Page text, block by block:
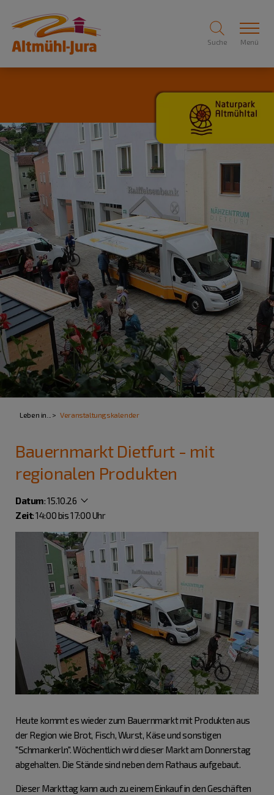
Suche Menü
Leben in... Veranstaltungskalender
Bauernmarkt Dietfurt - mit
regionalen Produkten
Datum:15.10.26
Zeit: 14:00 bis 17:00 Uhr
Heute kommt es wieder zum Bauernmarkt mit Produkten aus
der Region wie Brot, Fisch, Wurst, Käse und sonstigen
"Schmankerln". Wöchentlich wird dieser Markt am Donnerstag
abgehalten. Die Stände sind neben dem Rathaus aufgebaut.
Dieser Markttag kann auch zu einem Einkauf in den Geschäften